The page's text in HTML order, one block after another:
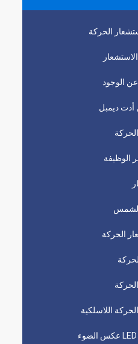
الحركة
الوجود
أدت ديمبل
الوظيفة
الحركة
اللاسلكية